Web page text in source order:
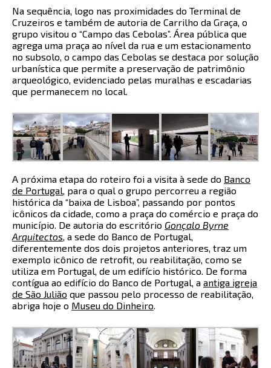
Na sequência, logo nas proximidades do Terminal de
Cruzeiros e também de autoria de Carrilho da Graça, o
grupo visitou o “Campo das Cebolas”. Área pública que
agrega uma praça ao nível da rua e um estacionamento
no subsolo, o campo das Cebolas se destaca por solução
urbanística que permite a preservação de patrimônio
arqueológico, evidenciado pelas muralhas e escadarias
que permanecem no local.
A próxima etapa do roteiro foi a visita à sede do Banco
de Portugal, para o qual o grupo percorreu a região
histórica da “baixa de Lisboa”, passando por pontos
icônicos da cidade, como a praça do comércio e praça do
município. De autoria do escritório Gonçalo Byrne
Arquitectos, a sede do Banco de Portugal,
diferentemente dos dois projetos anteriores, traz um
exemplo icônico de retrofit, ou reabilitação, como se
utiliza em Portugal, de um edifício histórico. De forma
contígua ao edifício do Banco de Portugal, a antiga igreja
de São Julião que passou pelo processo de reabilitação,
abriga hoje o Museu do Dinheiro.